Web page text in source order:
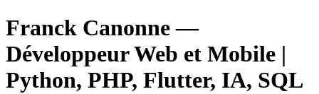
Franck Canonne —
Développeur Web et Mobile |
Python, PHP, Flutter, IA, SQL